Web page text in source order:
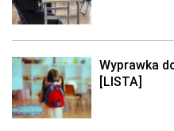
Wyprawka
[LISTA]